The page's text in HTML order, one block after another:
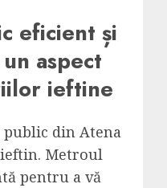
eficient și
aspect
ieftine
din Atena
Metroul
pentru a vă